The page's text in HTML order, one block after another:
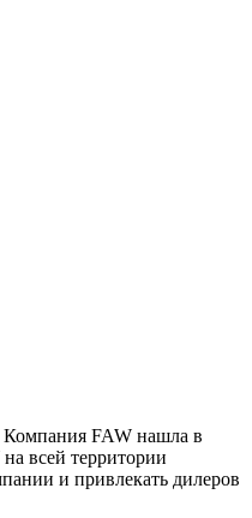
Компания FAW нашла в
всей территории
и привлекать дилеров